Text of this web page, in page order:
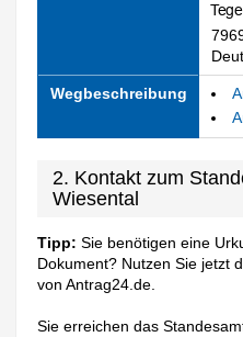
Wegbeschreibung
2. Kontakt zum
Wiesental
Tipp: Sie benötigen eine
Dokument? Nutzen Sie jetzt
von Antrag24.de.
Sie erreichen das